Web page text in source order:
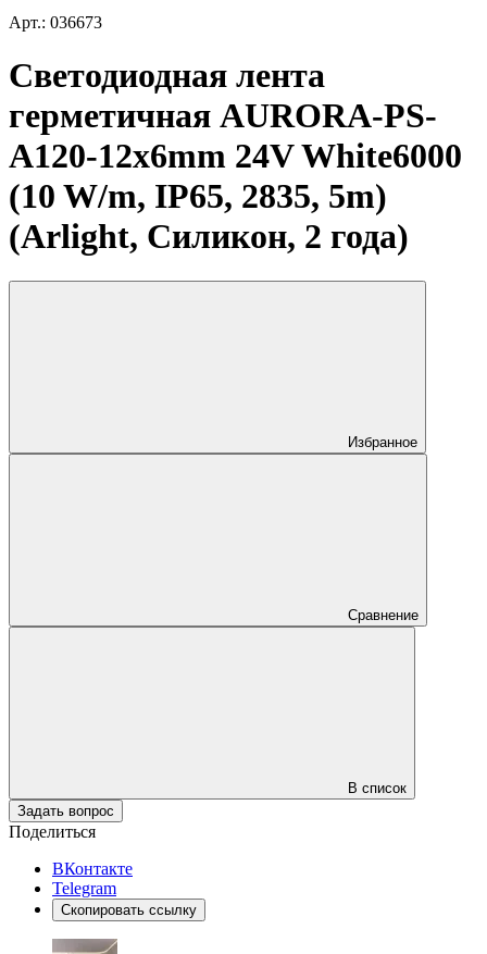
Арт.: 036673
Светодиодная лента
герметичная AURORA-PS-
A120-12x6mm 24V White6000
(10 W/m, IP65, 2835, 5m)
(Arlight, Силикон, 2 года)
Избранное
Сравнение
В список
Задать вопрос
Поделиться
ВКонтакте
Telegram
Скопировать ссылку